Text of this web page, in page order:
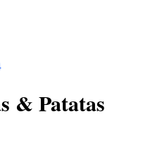
& Patatas